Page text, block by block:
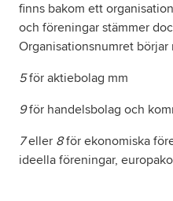
finns bakom ett
och föreningar stämmer
Organisationsnumret börjar
5för aktiebolag mm
9för handelsbolag och
7eller 8för ekonomiska
ideella föreningar,